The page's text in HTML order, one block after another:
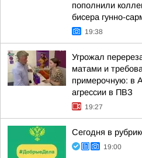
пополнили
бисера гунно-
19:38
Угрожал
матами и
примерочную: в
агрессии в ПВЗ
19:27
Сегодня в
19:00